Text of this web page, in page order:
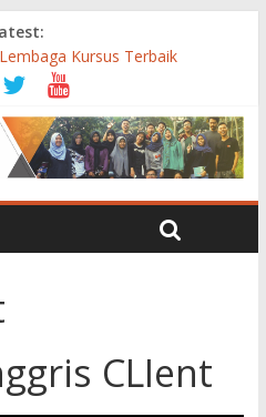
Kursus Terbaik
Jalan ? Temukan Di Sini
di Luar Negeri
Keceriaan
Pare Program HORE 2018
CLIent